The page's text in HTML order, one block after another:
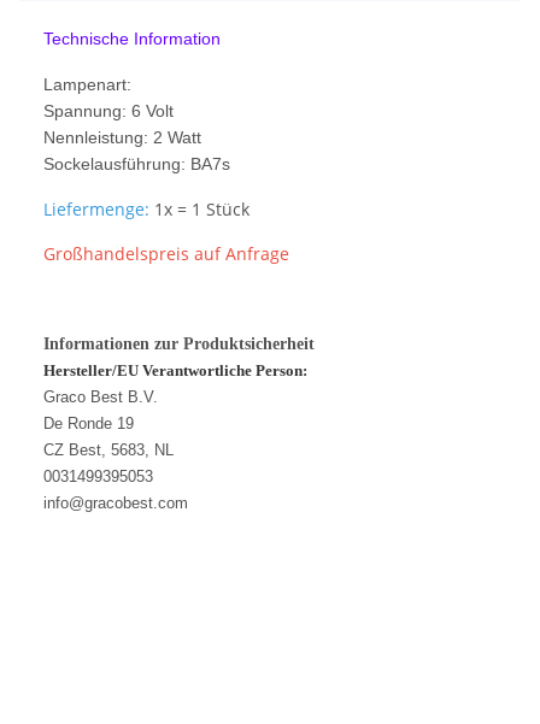
Technische Information
Lampenart:
Spannung: 6 Volt
Nennleistung: 2 Watt
Sockelausführung: BA7s
Liefermenge: 1x = 1 Stück
Großhandelspreis auf Anfrage
Informationen zur Produktsicherheit
Hersteller/EU Verantwortliche Person:
Graco Best B.V.
De Ronde 19
CZ Best, 5683, NL
0031499395053
info@gracobest.com